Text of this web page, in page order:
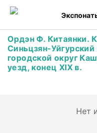
Ордэн Ф. Китаянки.
Синьцзян-
городской округ
уезд, конец XIX в.
Нет